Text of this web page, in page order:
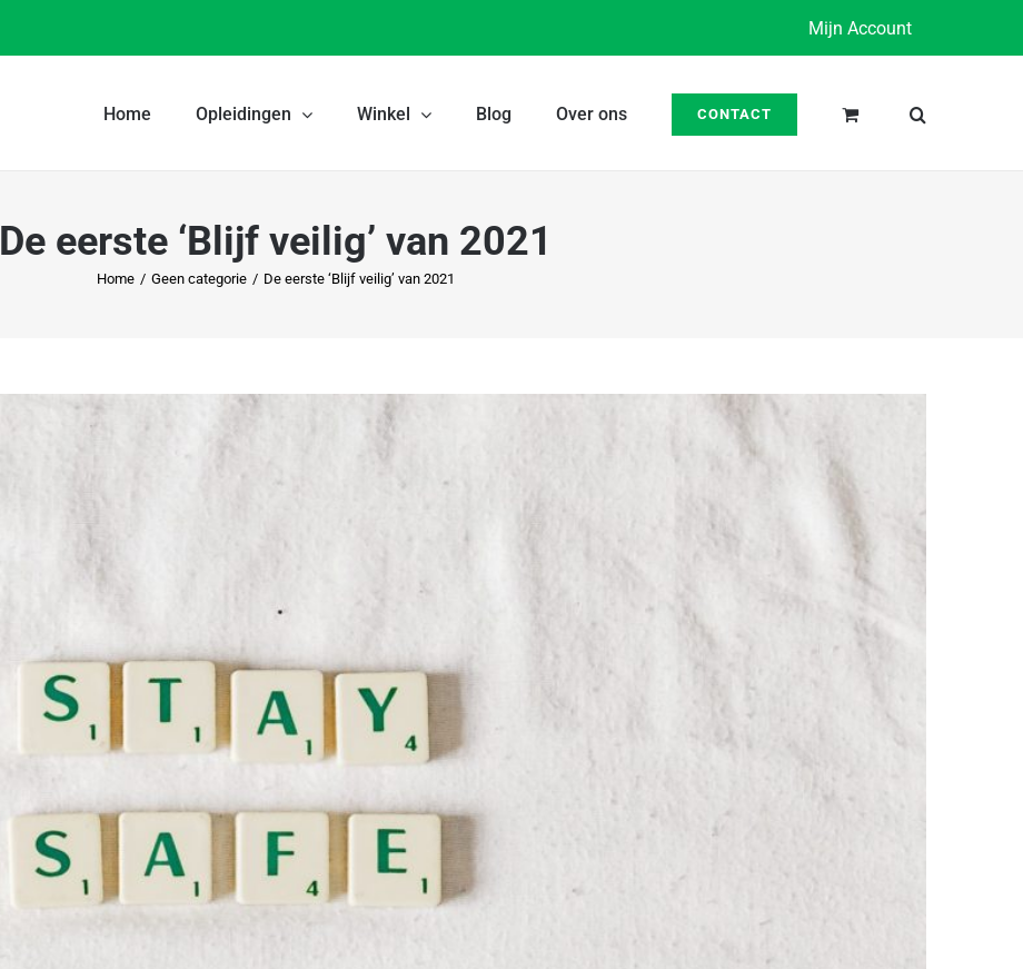
Mijn Account
Home Opleidingen Winkel Blog Over ons CONTACT
De eerste ‘Blijf veilig’ van 2021
Home / Geen categorie / De eerste ‘Blijf veilig’ van 2021